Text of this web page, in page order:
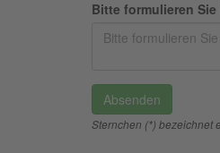
Bitte formulieren
Sternchen (*) bezeichnet